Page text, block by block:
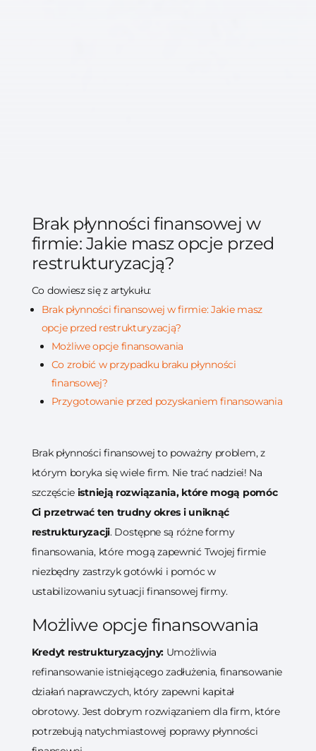
Brak płynności finansowej w
firmie: Jakie masz opcje przed
restrukturyzacją?
Co dowiesz się z artykułu:
Brak płynności finansowej w firmie: Jakie masz
opcje przed restrukturyzacją?
Możliwe opcje finansowania
Co zrobić w przypadku braku płynności
finansowej?
Przygotowanie przed pozyskaniem finansowania
Brak płynności finansowej to poważny problem, z
którym boryka się wiele firm. Nie trać nadziei! Na
szczęście istnieją rozwiązania, które mogą pomóc
Ci przetrwać ten trudny okres i uniknąć
restrukturyzacji. Dostępne są różne formy
finansowania, które mogą zapewnić Twojej firmie
niezbędny zastrzyk gotówki i pomóc w
ustabilizowaniu sytuacji finansowej firmy.
Możliwe opcje finansowania
Kredyt restrukturyzacyjny: Umożliwia
refinansowanie istniejącego zadłużenia, finansowanie
działań naprawczych, który zapewni kapitał
obrotowy. Jest dobrym rozwiązaniem dla firm, które
potrzebują natychmiastowej poprawy płynności